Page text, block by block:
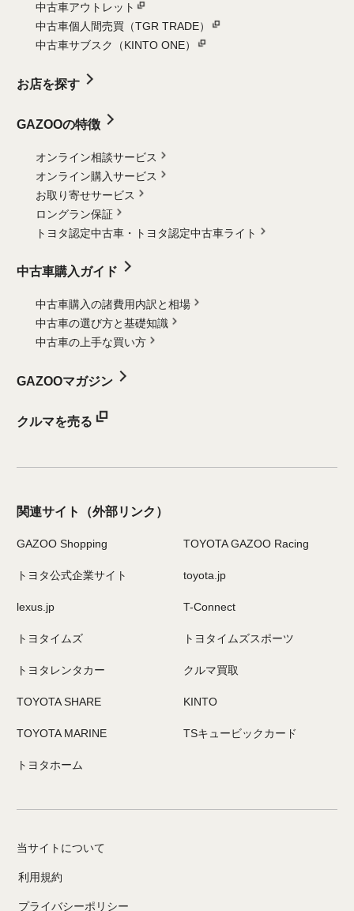
中古車アウトレット
中古車個人間売買（TGR TRADE）
中古車サブスク（KINTO ONE）
お店を探す
GAZOOの特徴
オンライン相談サービス
オンライン購入サービス
お取り寄せサービス
ロングラン保証
トヨタ認定中古車・
トヨタ認定中古車ライト
中古車購入ガイド
中古車購入の諸費用内訳と相場
中古車の選び方と基礎知識
中古車の上手な買い方
GAZOOマガジン
クルマを売る
関連サイト （外部リンク）
GAZOO Shopping TOYOTA GAZOO Racing
トヨタ公式企業サイト toyota.jp
lexus.jp T-Connect
トヨタイムズ トヨタイムズスポーツ
トヨタレンタカー クルマ買取
TOYOTA SHARE KINTO
TOYOTA MARINE TSキュービックカード
トヨタホーム
当サイトについて
利用規約
プライバシーポリシー